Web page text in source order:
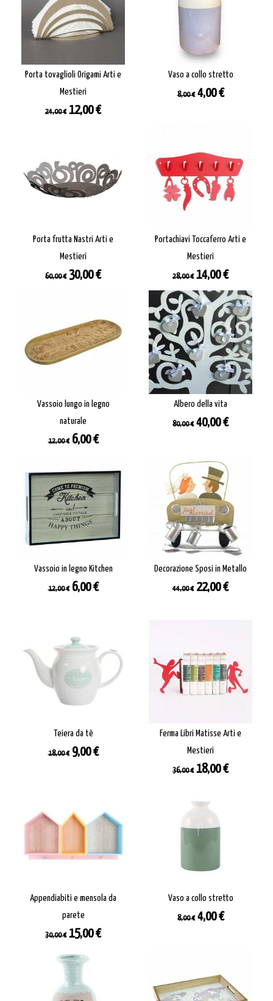
Porta tovaglioli Origami Arti e
Mestieri
Prezzo
24,00 € Prezzo
12,00 €
Vaso a collo stretto
Prezzo
8,00 € Prezzo
4,00 €
Porta frutta Nastri Arti e
Mestieri
Prezzo
60,00 € Prezzo
30,00 €
Portachiavi Toccaferro Arti e
Mestieri
Prezzo
base
28,00 € Prezzo
14,00 €
Vassoio lungo in legno
naturale
Prezzo
12,00 € Prezzo
6,00 €
Albero della vita
Prezzo
80,00 € Prezzo
40,00 €
Vassoio in legno Kitchen
Prezzo
12,00 € Prezzo
6,00 €
Decorazione Sposi in Metallo
Prezzo
44,00 € Prezzo
22,00 €
Teiera da tè
Prezzo
18,00 € Prezzo
9,00 €
Ferma Libri Matisse Arti e
Mestieri
Prezzo
36,00 € Prezzo
18,00 €
Appendiabiti e mensola da
parete
Prezzo
30,00 € Prezzo
15,00 €
Vaso a collo stretto
Prezzo
8,00 € Prezzo
4,00 €